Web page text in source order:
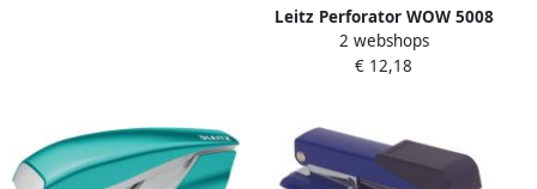
Leitz Perforator WOW 5008
NeXXt metaal 30 vel blauw
2 webshops
€ 12,18